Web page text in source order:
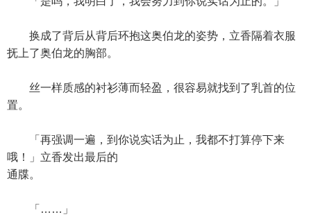
换成了背后从背后环抱这奥伯龙的姿势，立香隔着衣服
抚上了奥伯龙的胸部。
丝一样质感的衬衫薄而轻盈，很容易就找到了乳首的位
置。
「再强调一遍，到你说实话为止，我都不打算停下来
哦！」立香发出最后的
通牒。
「……」